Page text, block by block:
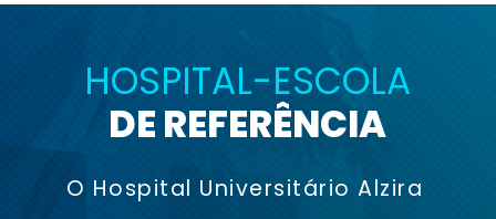
HOSPITAL-ESCOLA
DE REFERÊNCIA
O Hospital Universitário Alzira